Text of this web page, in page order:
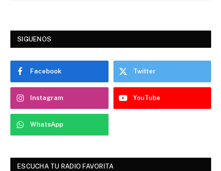
SIGUENOS
Facebook Twitter
Instagram YouTube
WhatsApp
ESCUCHA TU RADIO FAVORITA